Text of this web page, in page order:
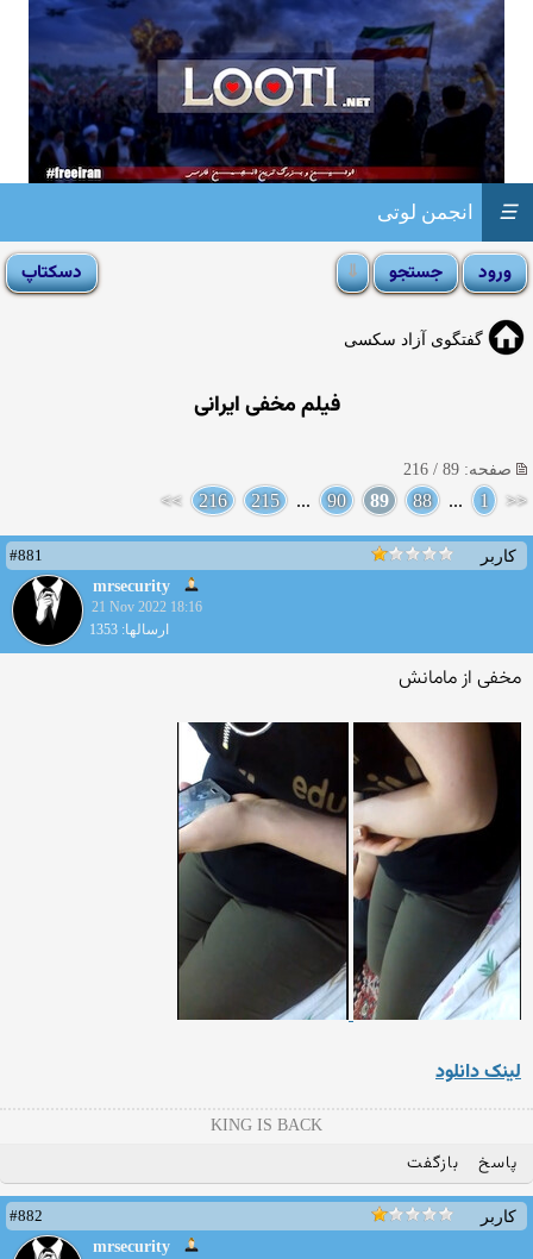
انجمن لوتی ☰
گفتگوی آزاد سکسی
فیلم مخفی ایرانی
صفحه: 89 / 216
<<
1
...
88
89
90
...
215
216
>>
کاربر
#881
mrsecurity
21 Nov 2022 18:16
ارسالها: 1353
مخفی از مامانش
لینک دانلود
KING IS BACK
پاسخ بازگفت
کاربر
#882
mrsecurity